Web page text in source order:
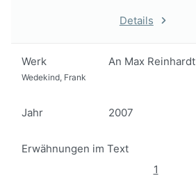
Details
Werk An Max Reinhardt
Wedekind, Frank
Jahr 2007
Erwähnungen im Text
1